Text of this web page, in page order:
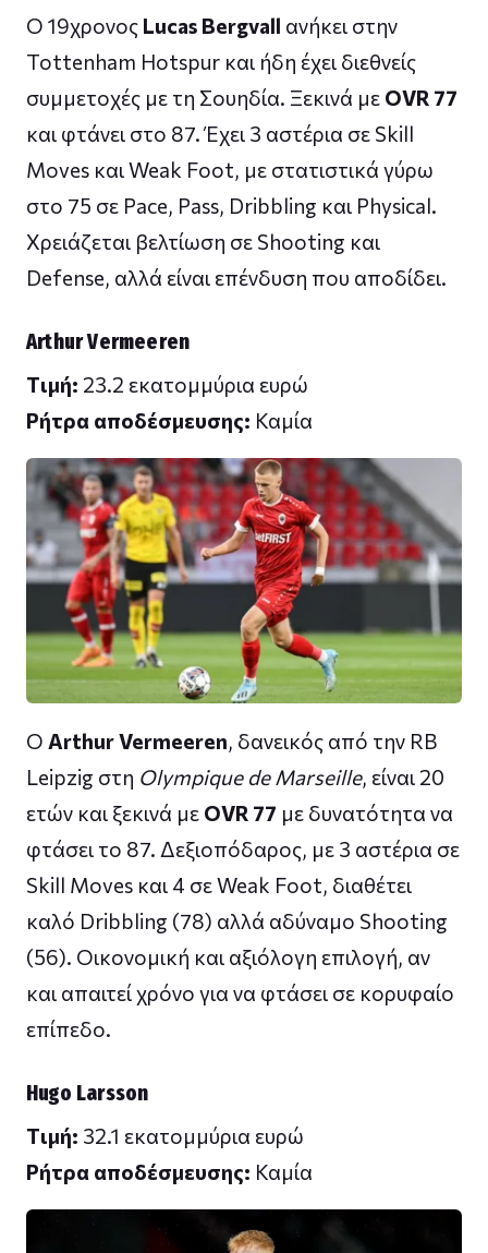
Ο 19χρονος Lucas Bergvall ανήκει στην
Tottenham Hotspur και ήδη έχει διεθνείς
συμμετοχές με τη Σουηδία. Ξεκινά με OVR 77
και φτάνει στο 87. Έχει 3 αστέρια σε Skill
Moves και Weak Foot, με στατιστικά γύρω
στο 75 σε Pace, Pass, Dribbling και Physical.
Χρειάζεται βελτίωση σε Shooting και
Defense, αλλά είναι επένδυση που αποδίδει.
Arthur Vermeeren
Tιμή: 23.2 εκατομμύρια ευρώ
Ρήτρα αποδέσμευσης: Καμία
Ο Arthur Vermeeren, δανεικός από την RB
Leipzig στη Olympique de Marseille, είναι 20
ετών και ξεκινά με OVR 77 με δυνατότητα να
φτάσει το 87. Δεξιοπόδαρος, με 3 αστέρια σε
Skill Moves και 4 σε Weak Foot, διαθέτει
καλό Dribbling (78) αλλά αδύναμο Shooting
(56). Οικονομική και αξιόλογη επιλογή, αν
και απαιτεί χρόνο για να φτάσει σε κορυφαίο
επίπεδο.
Hugo Larsson
Tιμή: 32.1 εκατομμύρια ευρώ
Ρήτρα αποδέσμευσης: Καμία